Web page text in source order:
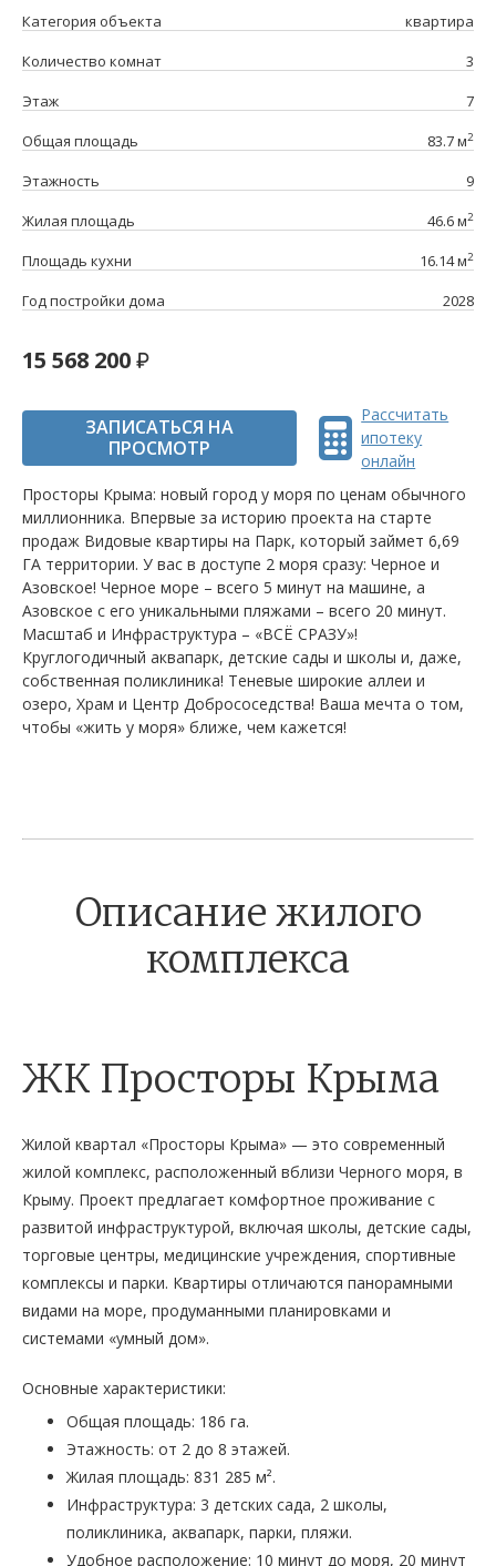
Категория объекта
квартира
Количество комнат
3
Этаж
7
Общая площадь
83.7 м2
Этажность
9
Жилая площадь
46.6 м2
Площадь кухни 16.14 м2
Год постройки дома 2028
15 568 200
ЗАПИСАТЬСЯ НА
ПРОСМОТР
Рассчитать
ипотеку
онлайн
Просторы Крыма: новый город у моря по ценам обычного
миллионника. Впервые за историю проекта на старте
продаж Видовые квартиры на Парк, который займет 6,69
ГА территории. У вас в доступе 2 моря сразу: Черное и
Азовское! Черное море – всего 5 минут на машине, а
Азовское с его уникальными пляжами – всего 20 минут.
Масштаб и Инфраструктура – «ВСЁ СРАЗУ»!
Круглогодичный аквапарк, детские сады и школы и, даже,
собственная поликлиника! Теневые широкие аллеи и
озеро, Храм и Центр Добрососедства! Ваша мечта о том,
чтобы «жить у моря» ближе, чем кажется!
Описание жилого
комплекса
ЖК Просторы Крыма
Жилой квартал «Просторы Крыма» — это современный
жилой комплекс, расположенный вблизи Черного моря, в
Крыму. Проект предлагает комфортное проживание с
развитой инфраструктурой, включая школы, детские сады,
торговые центры, медицинские учреждения, спортивные
комплексы и парки. Квартиры отличаются панорамными
видами на море, продуманными планировками и
системами «умный дом».
Основные характеристики:
Общая площадь: 186 га.
Этажность: от 2 до 8 этажей.
Жилая площадь: 831 285 м².
Инфраструктура: 3 детских сада, 2 школы,
поликлиника, аквапарк, парки, пляжи.
Удобное расположение: 10 минут до моря, 20 минут